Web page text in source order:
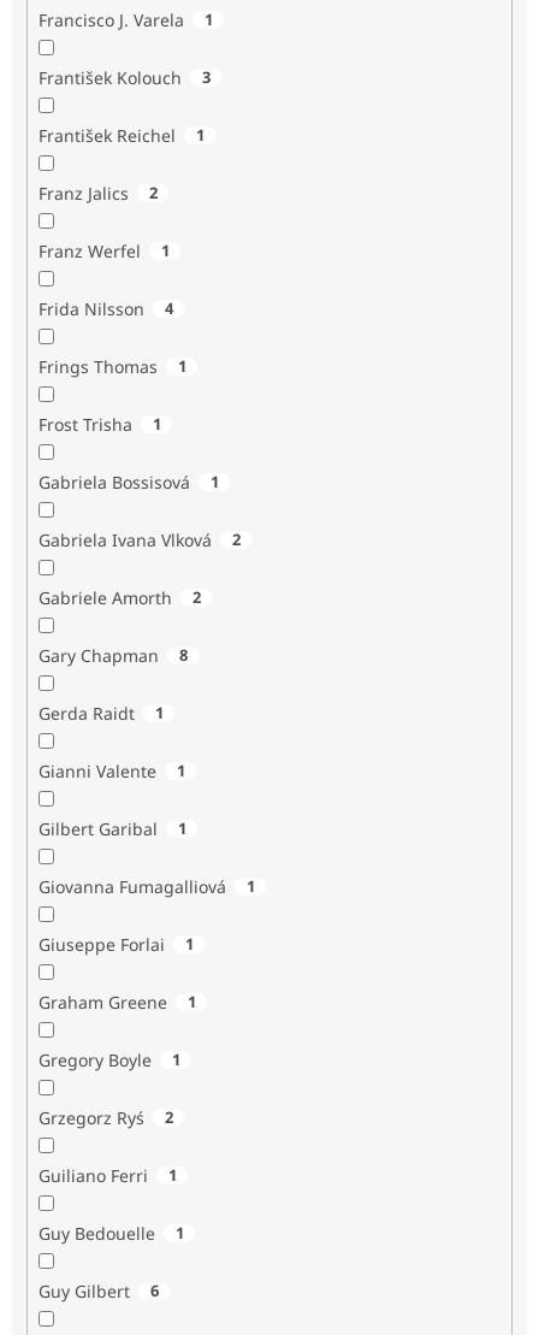
Francisco J. Varela 1
František Kolouch 3
František Reichel 1
Franz Jalics 2
Franz Werfel 1
Frida Nilsson 4
Frings Thomas 1
Frost Trisha 1
Gabriela Bossisová 1
Gabriela Ivana Vlková 2
Gabriele Amorth 2
Gary Chapman 8
Gerda Raidt 1
Gianni Valente 1
Gilbert Garibal 1
Giovanna Fumagalliová 1
Giuseppe Forlai 1
Graham Greene 1
Gregory Boyle 1
Grzegorz Ryś 2
Guiliano Ferri 1
Guy Bedouelle 1
Guy Gilbert 6